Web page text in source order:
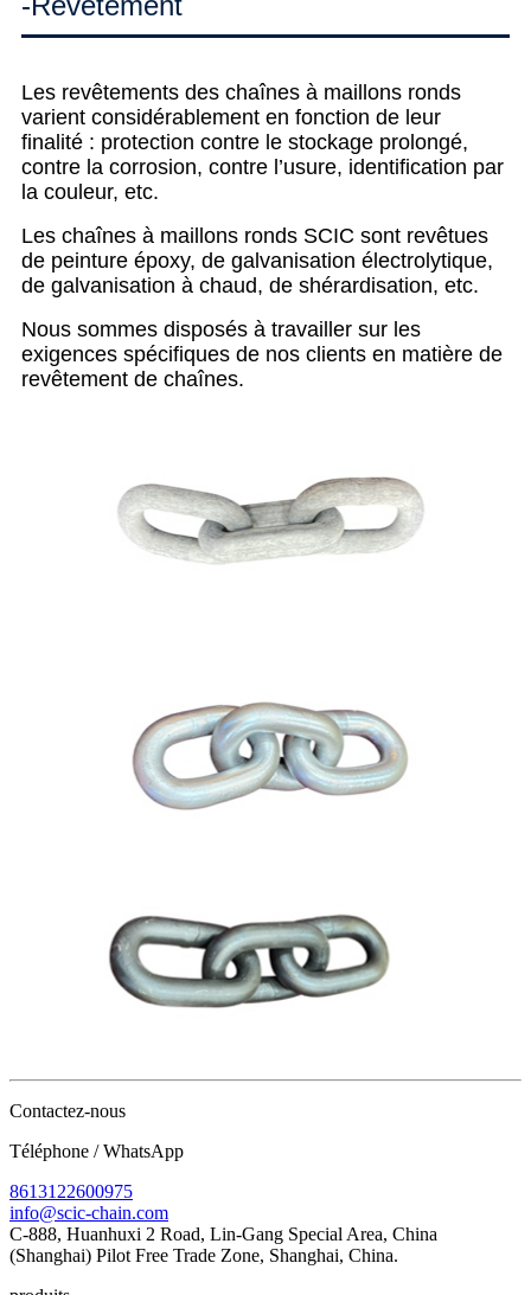
Les revêtements des chaînes à maillons ronds
varient considérablement en fonction de leur
finalité : protection contre le stockage prolongé,
contre la corrosion, contre l’usure, identification par
la couleur, etc.
Les chaînes à maillons ronds SCIC sont revêtues
de peinture époxy, de galvanisation électrolytique,
de galvanisation à chaud, de shérardisation, etc.
Nous sommes disposés à travailler sur les
exigences spécifiques de nos clients en matière de
revêtement de chaînes.
Contactez-nous
Téléphone / WhatsApp
8613122600975
info@scic-chain.com
C-888, Huanhuxi 2 Road, Lin-Gang Special Area, China
(Shanghai) Pilot Free Trade Zone, Shanghai, China.